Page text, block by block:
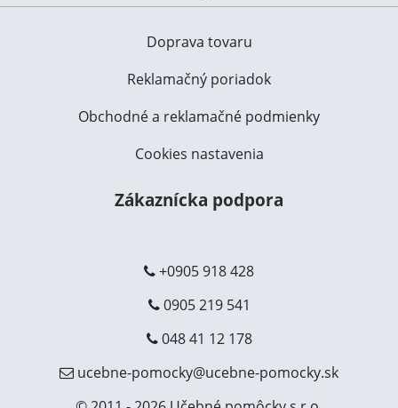
Doprava tovaru
Reklamačný poriadok
Obchodné a reklamačné podmienky
Cookies nastavenia
Zákaznícka podpora
+0905 918 428
0905 219 541
048 41 12 178
ucebne-pomocky@ucebne-pomocky.sk